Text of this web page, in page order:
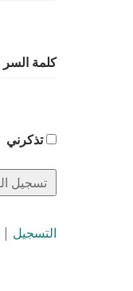
كلمة السر
تذكرني
التسجيل |